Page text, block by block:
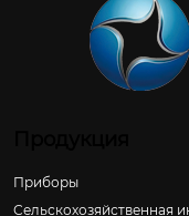
Приборы
Сельскохозяйственная